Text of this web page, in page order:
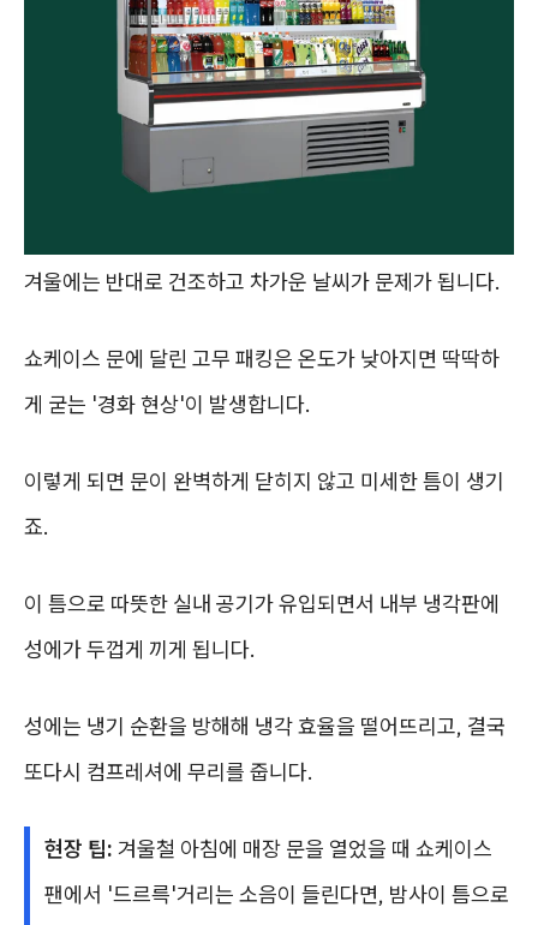
겨울에는 반대로 건조하고 차가운 날씨가 문제가 됩니다.
쇼케이스 문에 달린 고무 패킹은 온도가 낮아지면 딱딱하
게 굳는 '경화 현상'이 발생합니다.
이렇게 되면 문이 완벽하게 닫히지 않고 미세한 틈이 생기
죠.
이 틈으로 따뜻한 실내 공기가 유입되면서 내부 냉각판에
성에가 두껍게 끼게 됩니다.
성에는 냉기 순환을 방해해 냉각 효율을 떨어뜨리고, 결국
또다시 컴프레셔에 무리를 줍니다.
현장 팁: 겨울철 아침에 매장 문을 열었을 때 쇼케이스
팬에서 '드르륵'거리는 소음이 들린다면, 밤사이 틈으로